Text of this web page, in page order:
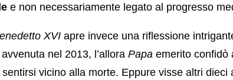
e non necessariamente legato al progresso
XVI apre invece una riflessione
nel 2013, l’allora Papa emerito confidò
vicino alla morte. Eppure visse altri dieci